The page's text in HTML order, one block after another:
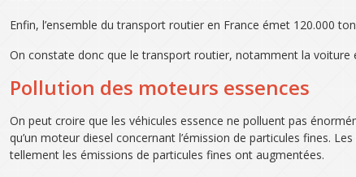
Enfin, l’ensemble du transport routier en France émet 120.000
On constate donc que le transport routier, notamment la voiture
Pollution des moteurs essences
On peut croire que les véhicules essence ne polluent pas
qu’un moteur diesel concernant l’émission de particules fines.
tellement les émissions de particules fines ont augmentées.